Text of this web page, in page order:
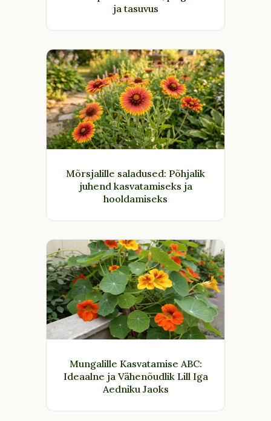
ja tasuvus
Mõrsjalille saladused: Põhjalik
juhend kasvatamiseks ja
hooldamiseks
Mungalille Kasvatamise ABC:
Ideaalne ja Vähenõudlik Lill Iga
Aedniku Jaoks